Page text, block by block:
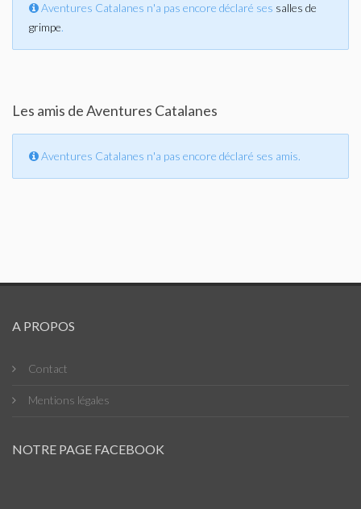
Aventures Catalanes n'a pas encore déclaré ses salles de
grimpe.
Les amis de Aventures Catalanes
Aventures Catalanes n'a pas encore déclaré ses amis.
A PROPOS
Contact
Mentions légales
NOTRE PAGE FACEBOOK